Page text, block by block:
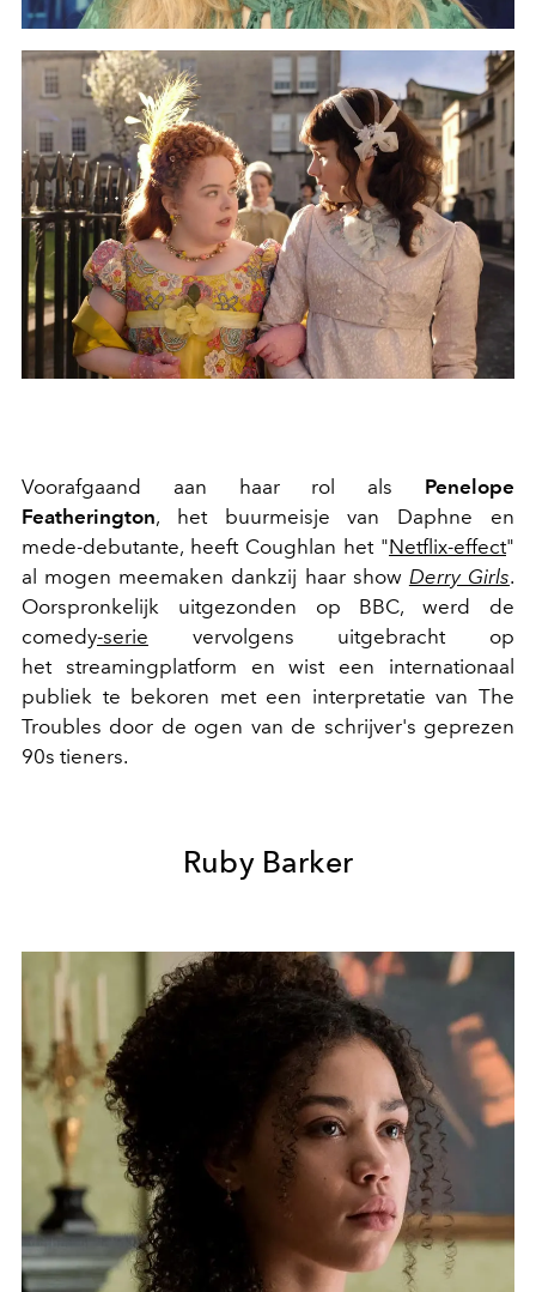
Voorafgaand aan haar rol als Penelope
Featherington, het buurmeisje van Daphne en
mede-debutante, heeft Coughlan het "Netflix-effect"
al mogen meemaken dankzij haar show Derry Girls.
Oorspronkelijk uitgezonden op BBC, werd de
comedy-serie vervolgens uitgebracht op
het streamingplatform en wist een internationaal
publiek te bekoren met een interpretatie van The
Troubles door de ogen van de schrijver's geprezen
90s tieners.
Ruby Barker